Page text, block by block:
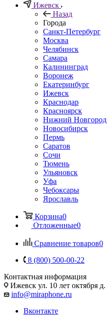
Ижевск
Назад
Города
Санкт-Петербург
Москва
Челябинск
Самара
Калининград
Воронеж
Екатеринбург
Ижевск
Краснодар
Красноярск
Нижний Новгород
Новосибирск
Пермь
Саратов
Сочи
Тюмень
Ульяновск
Уфа
Чебоксары
Ярославль
Корзина0
Отложенные0
Сравнение товаров0
8 (800) 500-00-22
Контактная информация
Ижевск ул. 10 лет октября
info@miraphone.ru
Вконтакте